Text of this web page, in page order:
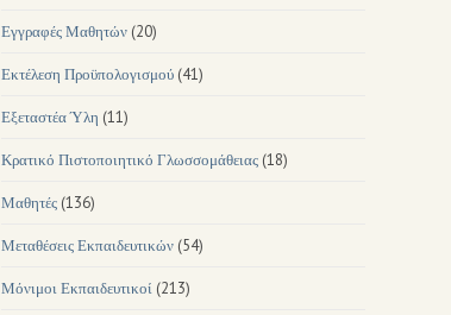
Εγγραφές Μαθητών (20)
Εκτέλεση Προϋπολογισμού (41)
Εξεταστέα Ύλη (11)
Κρατικό Πιστοποιητικό Γλωσσομάθειας (18)
Μαθητές (136)
Μεταθέσεις Εκπαιδευτικών (54)
Μόνιμοι Εκπαιδευτικοί (213)